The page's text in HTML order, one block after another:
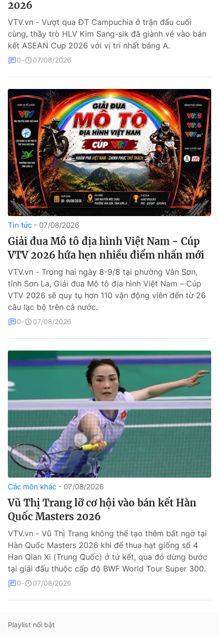
Bóng đá
Thể thao Điện tử
Các môn khác
VIDEO
Bên lề
THỜI BÁO VTV
Theo dõi báo trên
Cơ quan chủ quản:
Đài Truyền hình Việt Nam
Cơ quan báo chí:Thời báo VTV
Giấy phép hoạt động báo in và báo điện tử số 483/GP-BTTTT
cấp ngày 29/12/2023
Tổng Biên tập:Vũ Thanh Thủy
Tổng đài VTV:024.38 355 931 - 024.38 355 932
Ðiện thoại Thời báo VTV:024.66 897 897
Liên hệ quảng cáo:
0966 196 377
Email:toasoan@vtv.vn
® Cấm sao chép dưới mọi hình thức nếu không có sự chấp
thuận bằng văn bản. Ghi rõ nguồn VTV.vn khi phát hành lại
thông tin từ website này.
2026
VTV.vn - Vượt qua ĐT Campuchia ở trận đấu cuối
cùng, thầy trò HLV Kim Sang-sik đã giành vé vào bán
kết ASEAN Cup 2026 với vị trí nhất bảng A.
0 07/08/2026
Tin tức 07/08/2026
Giải đua Mô tô địa hình Việt Nam - Cúp
VTV 2026 hứa hẹn nhiều điểm nhấn mới
VTV.vn - Trong hai ngày 8-9/8 tại phường Vân Sơn,
tỉnh Sơn La, Giải đua Mô tô địa hình Việt Nam – Cúp
VTV 2026 sẽ quy tụ hơn 110 vận động viên đến từ 26
câu lạc bộ trên cả nước.
0 07/08/2026
Các môn khác 07/08/2026
Vũ Thị Trang lỡ cơ hội vào bán kết Hàn
Quốc Masters 2026
VTV.vn - Vũ Thị Trang không thể tạo thêm bất ngờ tại
Hàn Quốc Masters 2026 khi để thua hạt giống số 4
Han Qian Xi (Trung Quốc) ở tứ kết, qua đó dừng bước
tại giải đấu thuộc cấp độ BWF World Tour Super 300.
0 07/08/2026
Playlist nổi bật